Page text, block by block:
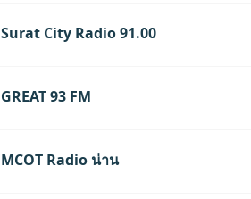
Surat City Radio 91.00
GREAT 93 FM
MCOT Radio น่าน